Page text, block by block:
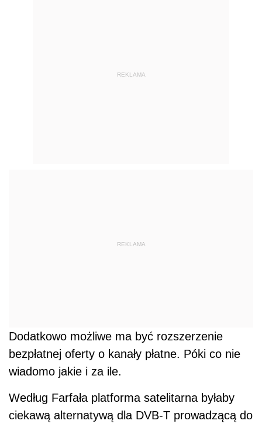
REKLAMA
REKLAMA
Dodatkowo możliwe ma być rozszerzenie
bezpłatnej oferty o kanały płatne. Póki co nie
wiadomo jakie i za ile.
Według Farfała platforma satelitarna byłaby
ciekawą alternatywą dla DVB-T prowadzącą do